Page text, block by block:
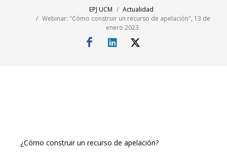
EPJ UCM
Actualidad
Webinar: "Cómo construir un recurso de apelación", 13 de
enero 2023.
¿Cómo construir un recurso de apelación?